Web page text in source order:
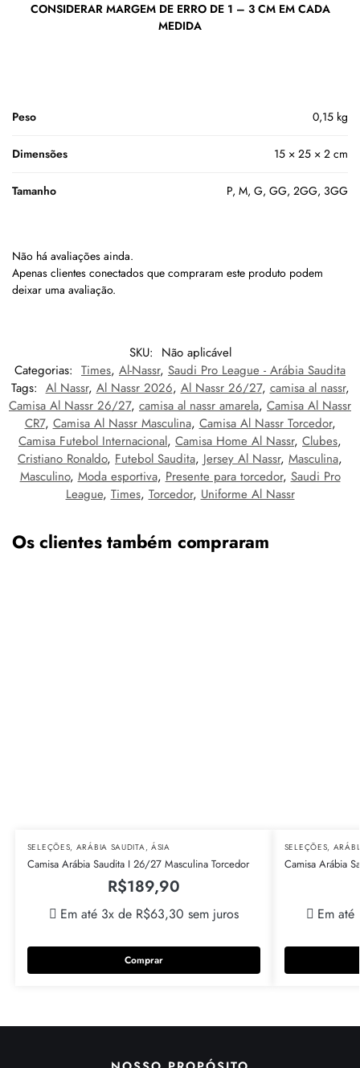
CONSIDERAR MARGEM DE ERRO DE 1 – 3 CM EM CADA
MEDIDA
Peso 0,15 kg
Dimensões 15 × 25 × 2 cm
Tamanho P, M, G, GG, 2GG, 3GG
Não há avaliações ainda.
Apenas clientes conectados que compraram este produto podem
deixar uma avaliação.
SKU: Não aplicável
Categorias: Times, Al-Nassr, Saudi Pro League - Arábia Saudita
Tags: Al Nassr, Al Nassr 2026, Al Nassr 26/27, camisa al nassr,
Camisa Al Nassr 26/27, camisa al nassr amarela, Camisa Al Nassr
CR7, Camisa Al Nassr Masculina, Camisa Al Nassr Torcedor,
Camisa Futebol Internacional, Camisa Home Al Nassr, Clubes,
Cristiano Ronaldo, Futebol Saudita, Jersey Al Nassr, Masculina,
Masculino, Moda esportiva, Presente para torcedor, Saudi Pro
League, Times, Torcedor, Uniforme Al Nassr
Os clientes também compraram
SELEÇÕES, ARÁBIA SAUDITA, ÁSIA
Camisa Arábia Saudita I 26/27 Masculina Torcedor
R$189,90
Em até 3x de R$63,30 sem juros
Comprar
SELEÇÕES,
Camisa Arábia
Em